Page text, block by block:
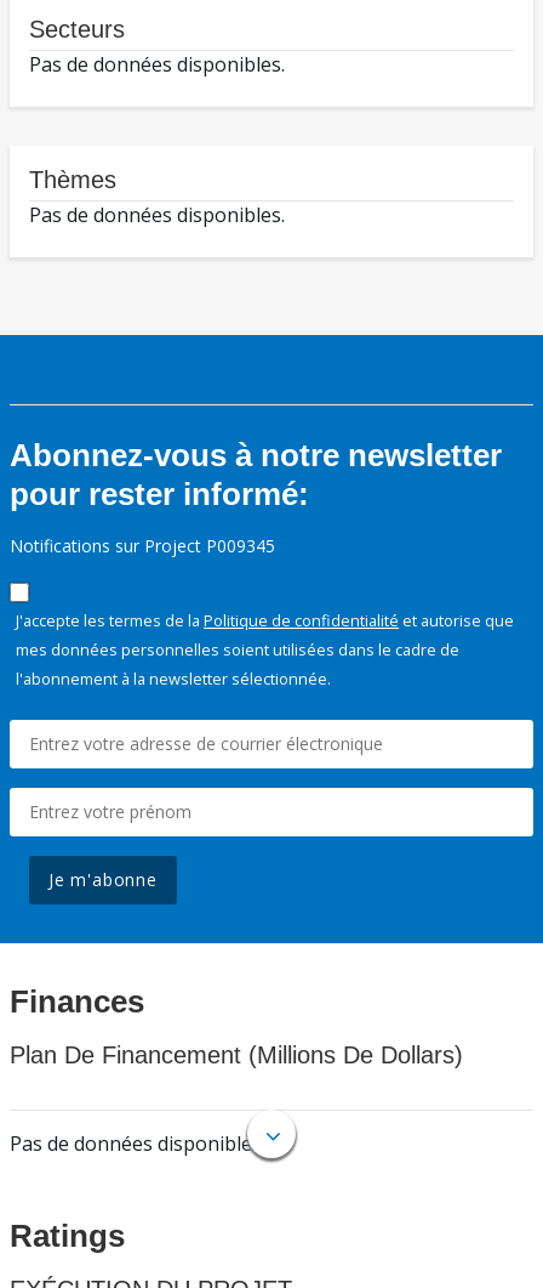
Secteurs
Pas de données disponibles.
Thèmes
Pas de données disponibles.
Abonnez-vous à notre newsletter
pour rester informé:
Notifications sur Project P009345
J'accepte les termes de la Politique de confidentialité et autorise que
mes données personnelles soient utilisées dans le cadre de
l'abonnement à la newsletter sélectionnée.
Je m'abonne
Finances
Plan De Financement (Millions De Dollars)
Pas de données disponibles.
Ratings